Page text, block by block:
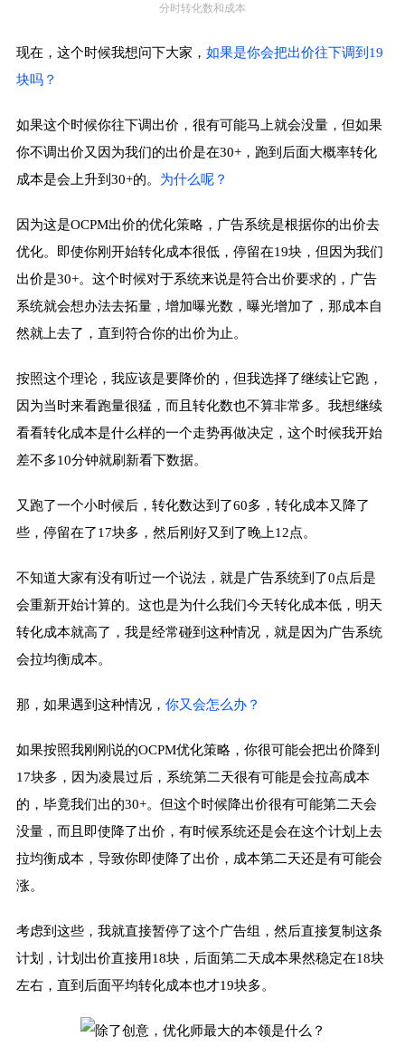
分时转化数和成本
现在，这个时候我想问下大家， 如果是你会把出价往下调到19
块吗？
如果这个时候你往下调出价，很有可能马上就会没量，但如果
你不调出价又因为我们的出价是在30+，跑到后面大概率转化
成本是会上升到30+的。 为什么呢？
因为这是OCPM出价的优化策略，广告系统是根据你的出价去
优化。即使你刚开始转化成本很低，停留在19块，但因为我们
出价是30+。这个时候对于系统来说是符合出价要求的，广告
系统就会想办法去拓量，增加曝光数，曝光增加了，那成本自
然就上去了，直到符合你的出价为止。
按照这个理论，我应该是要降价的，但我选择了继续让它跑，
因为当时来看跑量很猛，而且转化数也不算非常多。我想继续
看看转化成本是什么样的一个走势再做决定，这个时候我开始
差不多10分钟就刷新看下数据。
又跑了一个小时候后，转化数达到了60多，转化成本又降了
些，停留在了17块多，然后刚好又到了晚上12点。
不知道大家有没有听过一个说法，就是广告系统到了0点后是
会重新开始计算的。这也是为什么我们今天转化成本低，明天
转化成本就高了，我是经常碰到这种情况，就是因为广告系统
会拉均衡成本。
那，如果遇到这种情况， 你又会怎么办？
如果按照我刚刚说的OCPM优化策略，你很可能会把出价降到
17块多，因为凌晨过后，系统第二天很有可能是会拉高成本
的，毕竟我们出的30+。但这个时候降出价很有可能第二天会
没量，而且即使降了出价，有时候系统还是会在这个计划上去
拉均衡成本，导致你即使降了出价，成本第二天还是有可能会
涨。
考虑到这些，我就直接暂停了这个广告组，然后直接复制这条
计划，计划出价直接用18块，后面第二天成本果然稳定在18块
左右，直到后面平均转化成本也才19块多。